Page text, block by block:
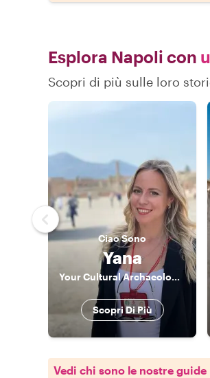
Esplora Napoli con
Scopri di più sulle loro
CiaoSono
Yana
Your Cultural Archaeologist
Scopri Di Più
Vedi chi sono le nostre guide